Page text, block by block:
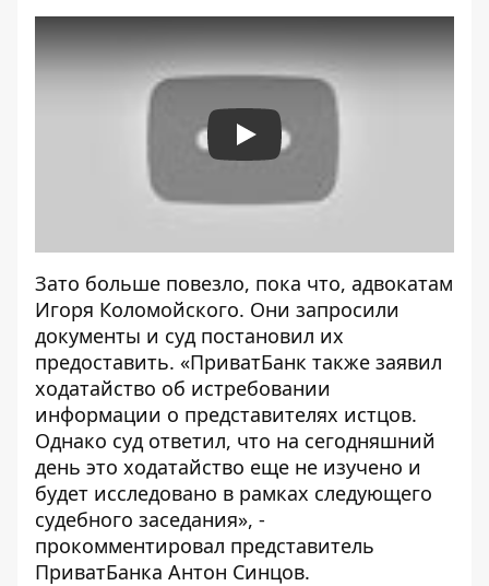
Play
Зато больше повезло, пока что, адвокатам
Игоря Коломойского. Они запросили
документы и суд постановил их
предоставить. «ПриватБанк также заявил
ходатайство об истребовании
информации о представителях истцов.
Однако суд ответил, что на сегодняшний
день это ходатайство еще не изучено и
будет исследовано в рамках следующего
судебного заседания», -
прокомментировал представитель
ПриватБанка Антон Синцов.